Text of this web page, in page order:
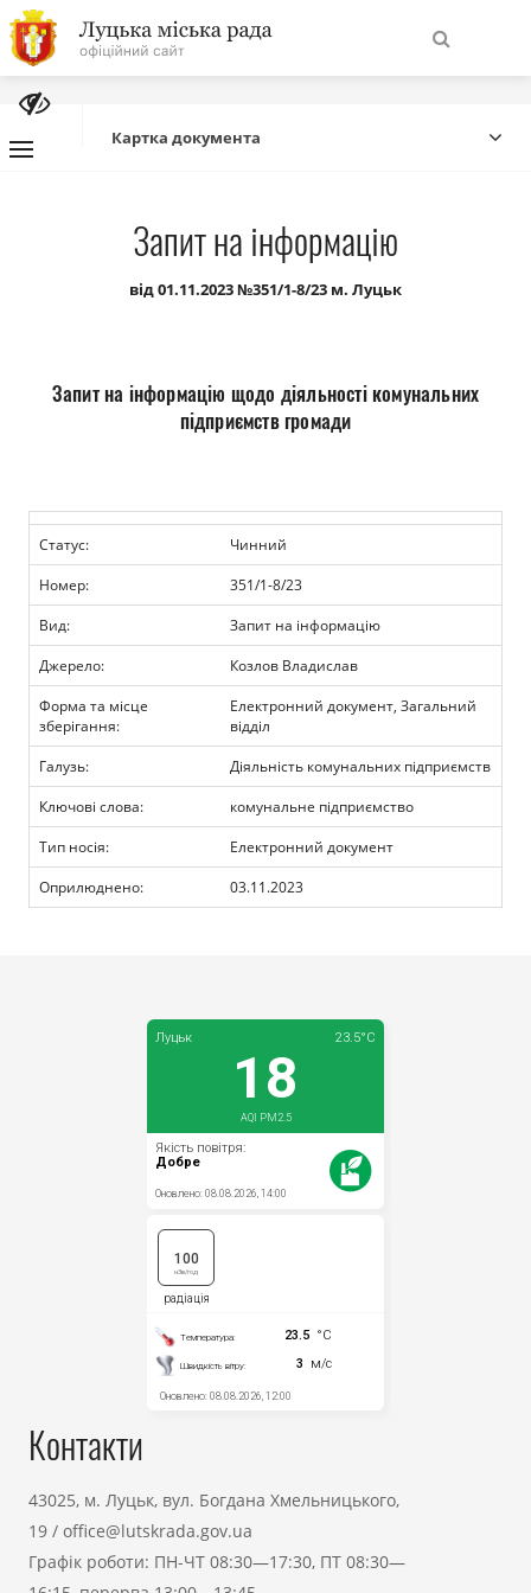
На
головну
сайту
Про місто
Міська влада
Бюджет
Прозорість влади
Документи
Картка документа
Запит на інформацію
від 01.11.2023 №351/1-8/23 м. Луцьк
Запит на інформацію щодо діяльності комунальних
підприємств громади
Статус:
Чинний
Номер:
351/1-8/23
Вид:
Запит на інформацію
Джерело:
Козлов Владислав
Форма та місце
зберігання:
Електронний документ, Загальний
відділ
Галузь:
Діяльність комунальних підприємств
Ключові слова:
комунальне підприємство
Тип носія:
Електронний документ
Оприлюднено:
03.11.2023
Контакти
43025, м. Луцьк, вул. Богдана Хмельницького,
19 / office@lutskrada.gov.ua
Графік роботи: ПН-ЧТ 08:30—17:30, ПТ 08:30—